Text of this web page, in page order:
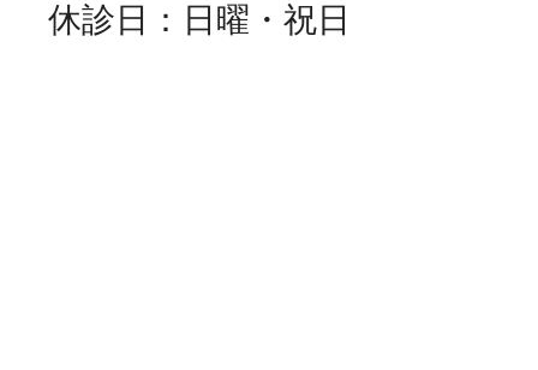
休診日：日曜・祝日